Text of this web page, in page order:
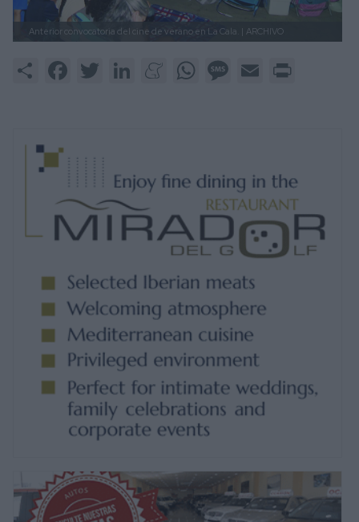
Anterior convocatoria del cine de verano en La Cala. | ARCHIVO
Share FacebookTwitter LinkedInMeneameWhatsAppMessage
Email